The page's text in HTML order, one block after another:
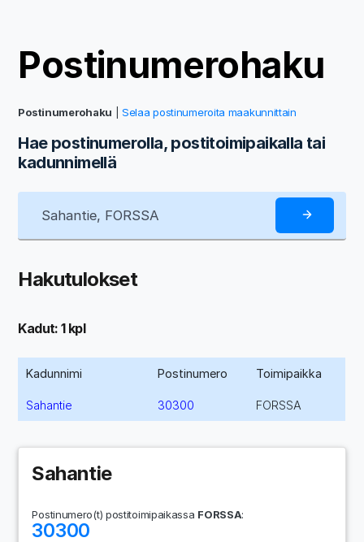
Postinumerohaku
Postinumerohaku |Selaa postinumeroita maakunnittain
Hae postinumerolla, postitoimipaikalla tai
kadunnimellä
Hakutulokset
Kadut: 1 kpl
Kadunnimi Postinumero Toimipaikka
Sahantie 30300 FORSSA
Sahantie
Postinumero(t) postitoimipaikassa FORSSA:
30300